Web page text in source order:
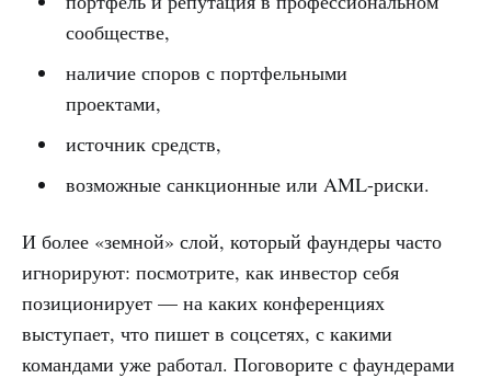
сообществе,
наличие споров с портфельными
проектами,
источник средств,
возможные санкционные или AML-риски.
И более «земной» слой, который фаундеры часто
игнорируют: посмотрите, как инвестор себя
позиционирует — на каких конференциях
выступает, что пишет в соцсетях, с какими
командами уже работал. Поговорите с фаундерами